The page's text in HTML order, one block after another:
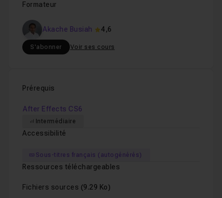
Formateur
Akache Busiah 4,6
S'abonner Voir ses cours
Prérequis
After Effects CS6
Intermédiaire
Accessibilité
Sous-titres français (autogénérés)
Ressources téléchargeables
Fichiers sources (9.29 Ko)